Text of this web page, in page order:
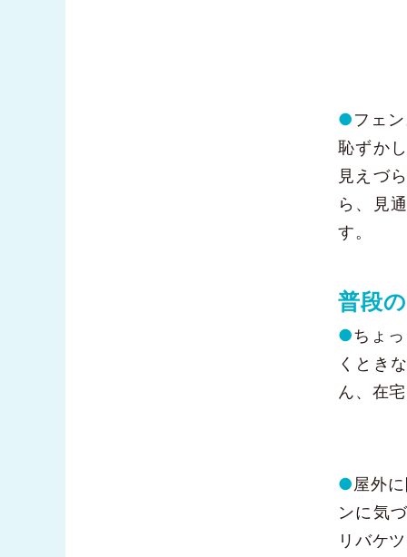
●フェ
恥ずか
見えづ
ら、見
す。
普段
●ちょ
くとき
ん、在
●屋外
ンに気
リバケ